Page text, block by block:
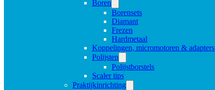
Boren
Borensets
Diamant
Frezen
Hardmetaal
Koppelingen, micromotoren & adapters
Polijsten
Polijstborstels
Scaler tips
Praktijkinrichting